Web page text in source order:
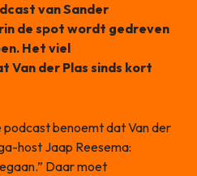
van Sander
de spot wordt gedreven
Het viel
Van der Plas sinds kort
podcast benoemt dat Van der
host Jaap Reesema:
Daar moet